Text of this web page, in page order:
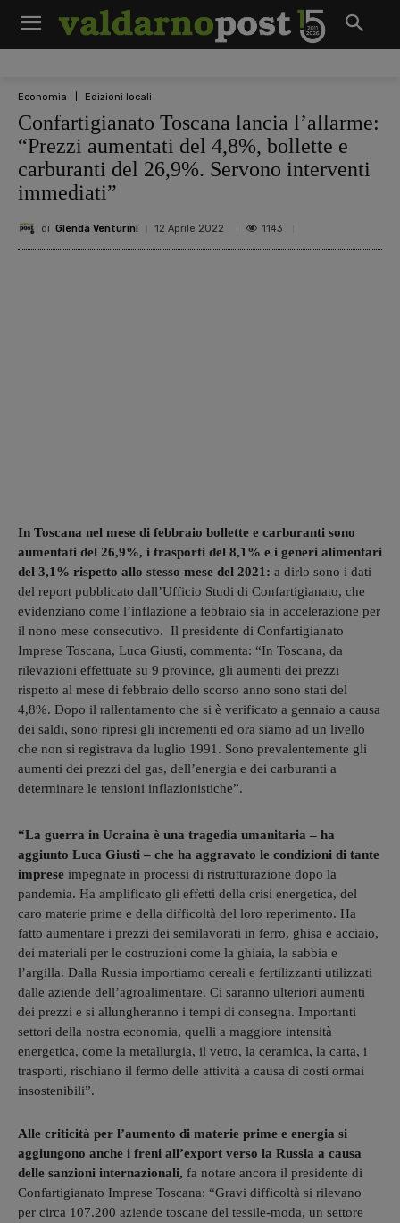
Economia Edizioni locali
Confartigianato Toscana lancia l’allarme:
“Prezzi aumentati del 4,8%, bollette e
carburanti del 26,9%. Servono interventi
immediati”
di Glenda Venturini 12 Aprile 2022 1143
In Toscana nel mese di febbraio bollette e carburanti sono
aumentati del 26,9%, i trasporti del 8,1% e i generi alimentari
del 3,1% rispetto allo stesso mese del 2021: a dirlo sono i dati
del report pubblicato dall’Ufficio Studi di Confartigianato, che
evidenziano come l’inflazione a febbraio sia in accelerazione per
il nono mese consecutivo. Il presidente di Confartigianato
Imprese Toscana, Luca Giusti, commenta: “In Toscana, da
rilevazioni effettuate su 9 province, gli aumenti dei prezzi
rispetto al mese di febbraio dello scorso anno sono stati del
4,8%. Dopo il rallentamento che si è verificato a gennaio a causa
dei saldi, sono ripresi gli incrementi ed ora siamo ad un livello
che non si registrava da luglio 1991. Sono prevalentemente gli
aumenti dei prezzi del gas, dell’energia e dei carburanti a
determinare le tensioni inflazionistiche”.
“La guerra in Ucraina è una tragedia umanitaria – ha
aggiunto Luca Giusti – che ha aggravato le condizioni di tante
imprese impegnate in processi di ristrutturazione dopo la
pandemia. Ha amplificato gli effetti della crisi energetica, del
caro materie prime e della difficoltà del loro reperimento. Ha
fatto aumentare i prezzi dei semilavorati in ferro, ghisa e acciaio,
dei materiali per le costruzioni come la ghiaia, la sabbia e
l’argilla. Dalla Russia importiamo cereali e fertilizzanti utilizzati
dalle aziende dell’agroalimentare. Ci saranno ulteriori aumenti
dei prezzi e si allungheranno i tempi di consegna. Importanti
settori della nostra economia, quelli a maggiore intensità
energetica, come la metallurgia, il vetro, la ceramica, la carta, i
trasporti, rischiano il fermo delle attività a causa di costi ormai
insostenibili”.
Alle criticità per l’aumento di materie prime e energia si
aggiungono anche i freni all’export verso la Russia a causa
delle sanzioni internazionali, fa notare ancora il presidente di
Confartigianato Imprese Toscana: “Gravi difficoltà si rilevano
per circa 107.200 aziende toscane del tessile-moda, un settore